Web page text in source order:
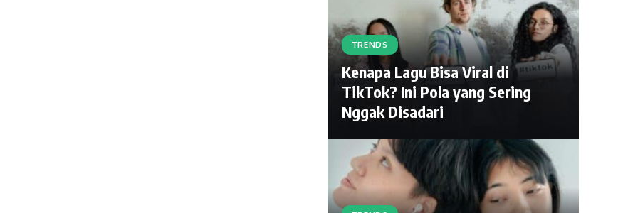
TRENDS
Kenapa Lagu Bisa Viral di
TikTok? Ini Pola yang Sering
Nggak Disadari